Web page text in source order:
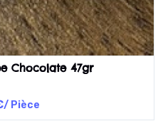
Chocolate 47gr
/ Pièce